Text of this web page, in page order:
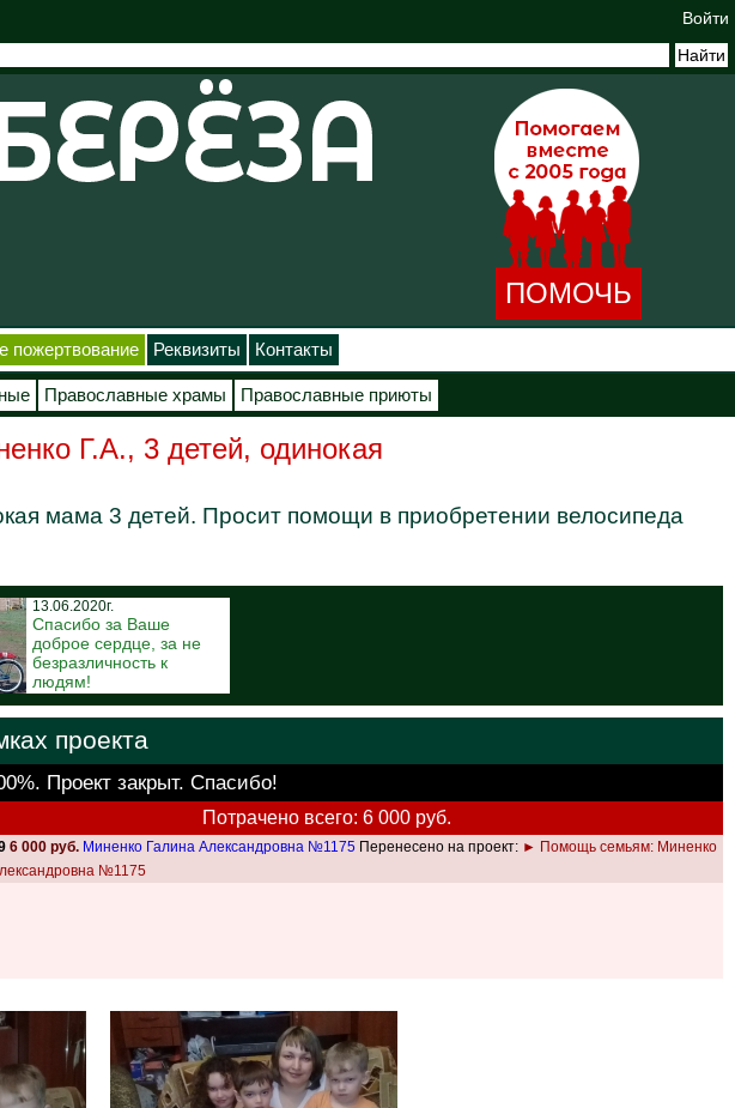
Войти
ПОМОЧЬ
пожертвование Реквизиты Контакты
Православные храмы Православные приюты
Г.А., 3 детей, одинокая
мама 3 детей. Просит помощи в приобретении велосипеда
13.06.2020г.
Спасибо за Ваше
доброе сердце, за не
безразличность к
людям!
проекта
Проект закрыт. Спасибо!
Потрачено всего: 6 000 руб.
6 000 руб. Миненко Галина Александровна №1175 Перенесено на проект: ► Помощь семьям: Миненко
№1175